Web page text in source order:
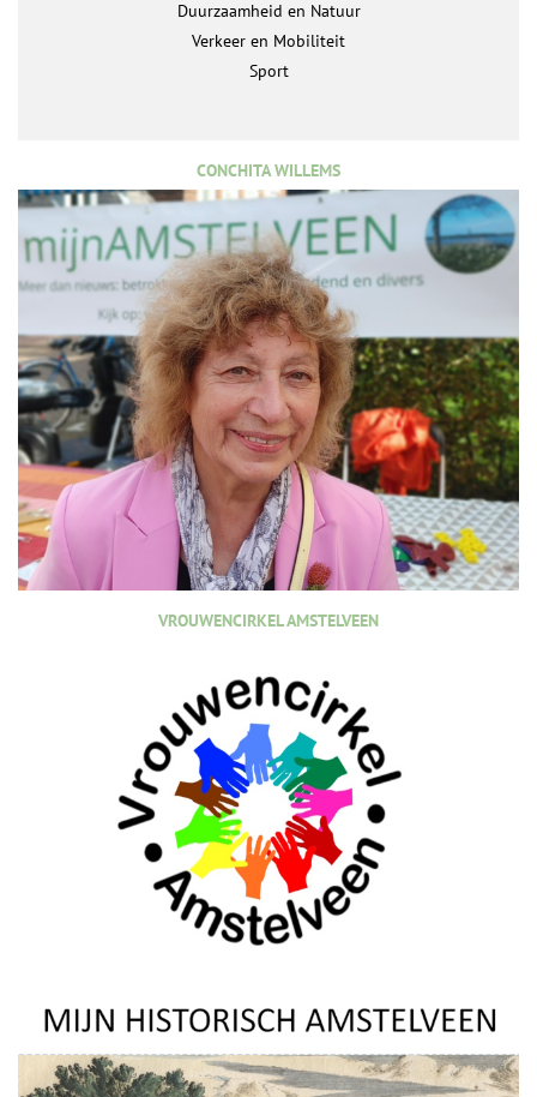
Duurzaamheid en Natuur
Verkeer en Mobiliteit
Sport
CONCHITA WILLEMS
VROUWENCIRKEL AMSTELVEEN